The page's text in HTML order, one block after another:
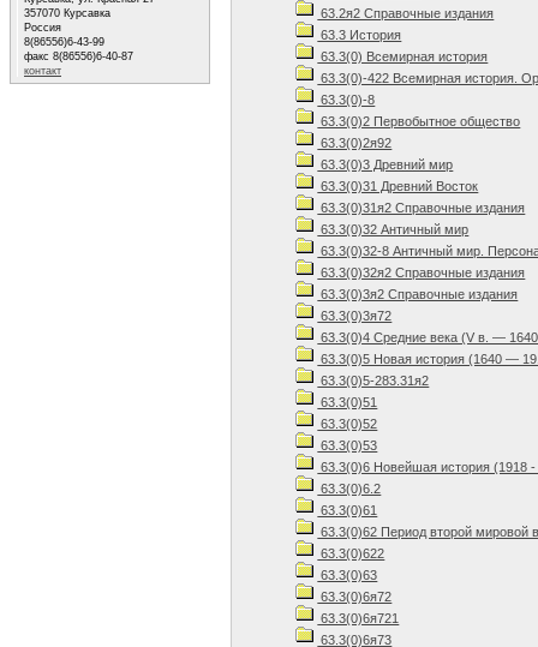
63.2я2 Справочные издания
63.3 История
63.3(0) Всемирная история
63.3(0)-422 Всемирная история.
63.3(0)-8
63.3(0)2 Первобытное общество
63.3(0)2я92
63.3(0)3 Древний мир
63.3(0)31 Древний Восток
63.3(0)31я2 Справочные издания
63.3(0)32 Античный мир
63.3(0)32-8 Античный мир.
63.3(0)32я2 Справочные издания
63.3(0)3я2 Справочные издания
63.3(0)3я72
63.3(0)4 Средние века (V в. — 1640
63.3(0)5 Новая история (1640 —
63.3(0)5-283.31я2
63.3(0)51
63.3(0)52
63.3(0)53
63.3(0)6 Новейшая история (1918
63.3(0)6.2
63.3(0)61
63.3(0)62 Период второй мировой
63.3(0)622
63.3(0)63
63.3(0)6я72
63.3(0)6я721
63.3(0)6я73
357070 Курсавка
Россия
8(86556)6-43-99
факс 8(86556)6-40-87
контакт